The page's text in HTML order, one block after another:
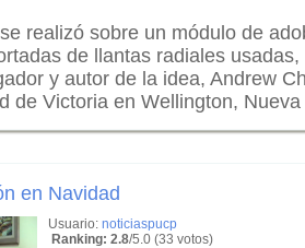
realizó sobre un módulo de
de llantas radiales
y autor de la idea, Andrew
de Victoria en Wellington,
en Navidad
Usuario: noticiaspucp
Ranking: 2.8/5.0 (33 votos)